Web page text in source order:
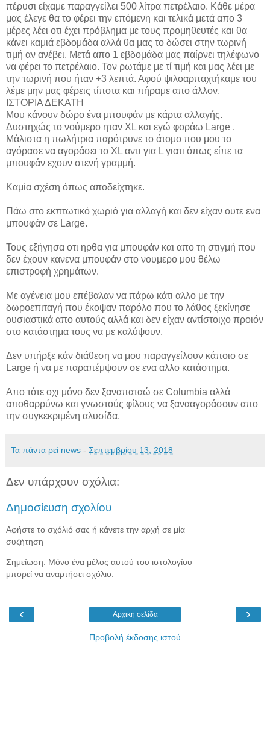
πέρυσι είχαμε παραγγείλει 500 λίτρα πετρέλαιο. Κάθε μέρα
μας έλεγε θα το φέρει την επόμενη και τελικά μετά απο 3
μέρες λέει οτι έχει πρόβλημα με τους προμηθευτές και θα
κάνει καμιά εβδομάδα αλλά θα μας το δώσει στην τωρινή
τιμή αν ανέβει. Μετά απο 1 εβδομάδα μας παίρνει τηλέφωνο
να φέρει το πετρέλαιο. Τον ρωτάμε με τί τιμή και μας λέει με
την τωρινή που ήταν +3 λεπτά. Αφού ψιλοαρπαχτήκαμε του
λέμε μην μας φέρεις τίποτα και πήραμε απο άλλον.
ΙΣΤΟΡΙΑ ΔΕΚΑΤΗ
Μου κάνουν δώρο ένα μπουφάν με κάρτα αλλαγής.
Δυστηχώς το νούμερο ηταν XL και εγώ φοράω Large .
Μάλιστα η πωλήτρια παρότρυνε το άτομο που μου το
αγόρασε να αγοράσει το XL αντι για L γιατι όπως είπε τα
μπουφάν εχουν στενή γραμμή.
Καμία σχέση όπως αποδείχτηκε.
Πάω στο εκπτωτικό χωριό για αλλαγή και δεν είχαν ουτε ενα
μπουφάν σε Large.
Τους εξήγησα οτι ηρθα για μπουφάν και απο τη στιγμή που
δεν έχουν κανενα μπουφάν στο νουμερο μου θέλω
επιστροφή χρημάτων.
Με αγένεια μου επέβαλαν να πάρω κάτι αλλο με την
δωροεπιταγή που έκοψαν παρόλο που το λάθος ξεκίνησε
ουσιαστικά απο αυτούς αλλά και δεν είχαν αντίστοιχο προιόν
στο κατάστημα τους να με καλύψουν.
Δεν υπήρξε κάν διάθεση να μου παραγγείλουν κάποιο σε
Large ή να με παραπέμψουν σε ενα αλλο κατάστημα.
Απο τότε οχι μόνο δεν ξαναπαταώ σε Columbia αλλά
αποθαρρύνω και γνωστούς φίλους να ξανααγοράσουν απο
την συγκεκριμένη αλυσίδα.
Τα πάντα ρεί news - Σεπτεμβρίου 13, 2018
Δεν υπάρχουν σχόλια:
Δημοσίευση σχολίου
Αφήστε το σχόλιό σας ή κάνετε την αρχή σε μία
συζήτηση
Σημείωση: Μόνο ένα μέλος αυτού του ιστολογίου
μπορεί να αναρτήσει σχόλιο.
‹ ›
Αρχική σελίδα
Προβολή έκδοσης ιστού